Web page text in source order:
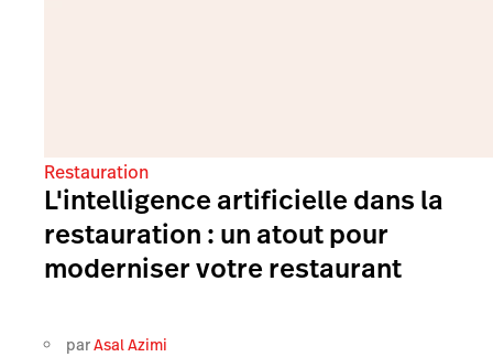
Restauration
L'intelligence artificielle dans la
restauration : un atout pour
moderniser votre restaurant
parAsal Azimi